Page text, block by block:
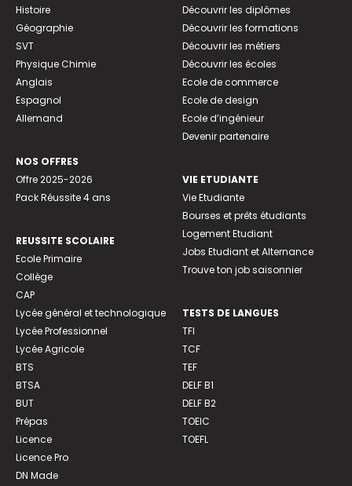
Histoire
Géographie
SVT
Physique Chimie
Anglais
Espagnol
Allemand
NOS OFFRES
Offre 2025-2026
Pack Réussite 4 ans
REUSSITE SCOLAIRE
Ecole Primaire
Collège
CAP
Lycée général et technologique
Lycée Professionnel
Lycée Agricole
BTS
BTSA
BUT
Prépas
Licence
Licence Pro
DN Made
Découvrir les diplômes
Découvrir les formations
Découvrir les métiers
Découvrir les écoles
Ecole de commerce
Ecole de design
Ecole d’ingénieur
Devenir partenaire
VIE ETUDIANTE
Vie Etudiante
Bourses et prêts étudiants
Logement Etudiant
Jobs Etudiant et Alternance
Trouve ton job saisonnier
TESTS DE LANGUES
TFI
TCF
TEF
DELF B1
DELF B2
TOEIC
TOEFL